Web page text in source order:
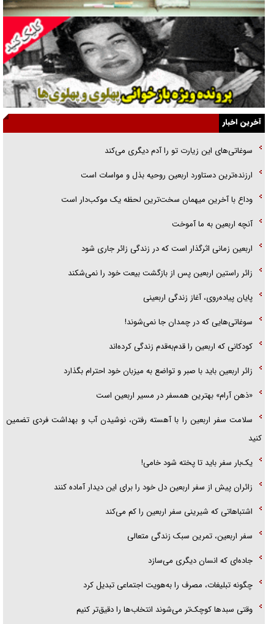
جنجال پزشکان تقلبی در صنعت زیبایی
یهودی‌ها در ادبیات داستانی اروپا؛ از شکسپیر تا دیکنز
گفت‌وگو با خواهر یکی از شهدای جنگ رمضان/ خواهرم فرمانده جهادی و
اهل خدمت بی‌منت بود
جزئیات شکنجه‌هایم فراتر از آن است که در بیان بگنجد!
گزارش «جوان» از قوانین سخت‌گیرانه ۶ قاره در برابر یورش به پاسگاه‌های
آخرین اخبار
سوغاتی‌های این زیارت تو را آدم دیگری می‌کند
ارزنده‌ترین دستاورد اربعین روحیه بذل و مواسات است
وداع با آخرین میهمان سخت‌ترین لحظه یک موکب‌دار است
آنچه اربعین به ما آموخت
اربعین زمانی اثرگذار است که در زندگی زائر جاری شود
زائر راستین اربعین پس از بازگشت بیعت خود را نمی‌شکند
پایان پیاده‌روی، آغاز زندگی اربعینی
سوغاتی‌هایی که در چمدان جا نمی‌شوند!
کودکانی که اربعین را قدم‌به‌قدم زندگی کرده‌اند
زائر اربعین باید با صبر و تواضع به میزبان خود احترام بگذارد
«ذهن آرام» بهترین همسفر در مسیر اربعین است
سلامت سفر اربعین را با آهسته رفتن، نوشیدن آب و بهداشت فردی تضمین
کنید
یک‌بار سفر باید تا پخته شود خامی!
زائران پیش از سفر اربعین دل خود را برای این دیدار آماده کنند
اشتباهاتی که شیرینی سفر اربعین را کم می‌کند
سفر اربعین، تمرین سبک زندگی متعالی
جاده‌ای که انسان دیگری می‌سازد
چگونه تبلیغات، مصرف را به‌هویت اجتماعی تبدیل کرد
وقتی سبد‌ها کوچک‌تر می‌شوند انتخاب‌ها را دقیق‌تر کنیم